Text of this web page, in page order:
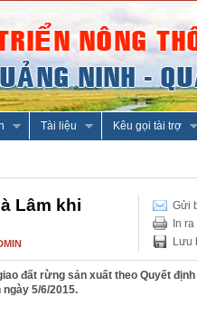
Tài liệu Kêu gọi tài trợ
Gửi
In ra
Lưu
Lâm khi
đất rừng sản xuất theo Quyết
5/6/2015.